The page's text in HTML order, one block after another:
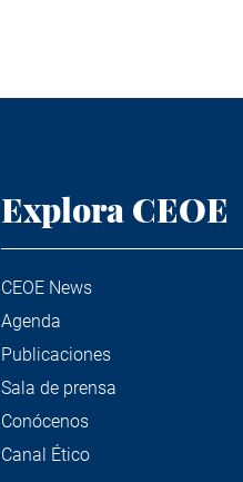
Explora CEOE
CEOE News
Agenda
Publicaciones
Sala de prensa
Conócenos
Canal Ético